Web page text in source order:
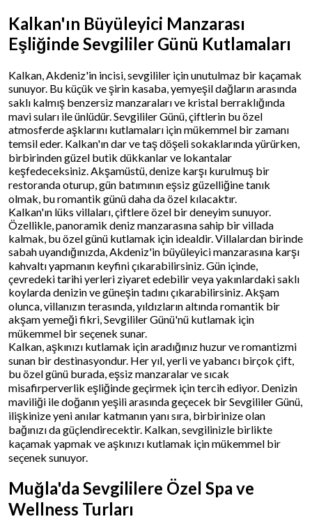
Kalkan'ın Büyüleyici Manzarası
Eşliğinde Sevgililer Günü Kutlamaları
Kalkan, Akdeniz'in incisi, sevgililer için unutulmaz bir kaçamak
sunuyor. Bu küçük ve şirin kasaba, yemyeşil dağların arasında
saklı kalmış benzersiz manzaraları ve kristal berraklığında
mavi suları ile ünlüdür. Sevgililer Günü, çiftlerin bu özel
atmosferde aşklarını kutlamaları için mükemmel bir zamanı
temsil eder. Kalkan'ın dar ve taş döşeli sokaklarında yürürken,
birbirinden güzel butik dükkanlar ve lokantalar
keşfedeceksiniz. Akşamüstü, denize karşı kurulmuş bir
restoranda oturup, gün batımının eşsiz güzelliğine tanık
olmak, bu romantik günü daha da özel kılacaktır.
Kalkan'ın lüks villaları, çiftlere özel bir deneyim sunuyor.
Özellikle, panoramik deniz manzarasına sahip bir villada
kalmak, bu özel günü kutlamak için idealdir. Villalardan birinde
sabah uyandığınızda, Akdeniz'in büyüleyici manzarasına karşı
kahvaltı yapmanın keyfini çıkarabilirsiniz. Gün içinde,
çevredeki tarihi yerleri ziyaret edebilir veya yakınlardaki saklı
koylarda denizin ve güneşin tadını çıkarabilirsiniz. Akşam
olunca, villanızın terasında, yıldızların altında romantik bir
akşam yemeği fikri, Sevgililer Günü'nü kutlamak için
mükemmel bir seçenek sunar.
Kalkan, aşkınızı kutlamak için aradığınız huzur ve romantizmi
sunan bir destinasyondur. Her yıl, yerli ve yabancı birçok çift,
bu özel günü burada, eşsiz manzaralar ve sıcak
misafirperverlik eşliğinde geçirmek için tercih ediyor. Denizin
maviliği ile doğanın yeşili arasında geçecek bir Sevgililer Günü,
ilişkinize yeni anılar katmanın yanı sıra, birbirinize olan
bağınızı da güçlendirecektir. Kalkan, sevgilinizle birlikte
kaçamak yapmak ve aşkınızı kutlamak için mükemmel bir
seçenek sunuyor.
Muğla'da Sevgililere Özel Spa ve
Wellness Turları